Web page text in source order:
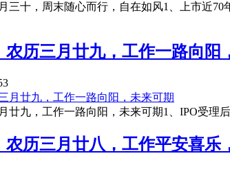
三十，周末随心而行，自在如风1、上市近
农历三月廿九，工作一路向阳
廿九，工作一路向阳，未来可期1、IPO受
农历三月廿八，工作平安喜乐